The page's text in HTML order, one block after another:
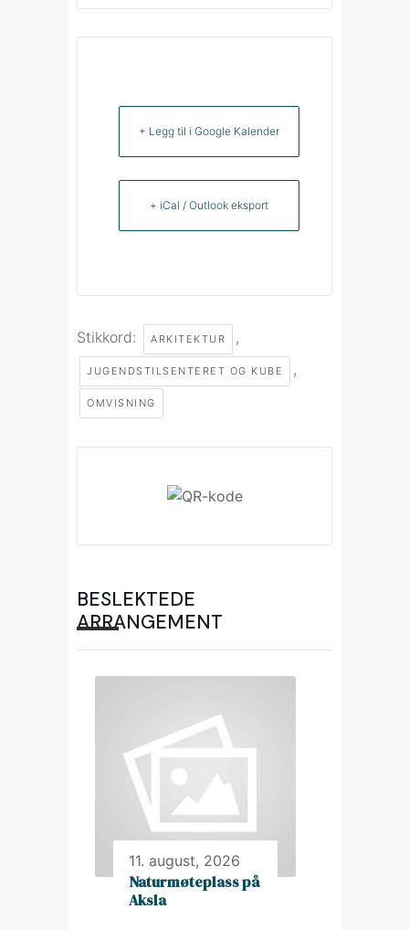
+ Legg til i Google Kalender
+ iCal / Outlook eksport
Stikkord: ARKITEKTUR ,
JUGENDSTILSENTERET OG KUBE ,
OMVISNING
BESLEKTEDE
ARRANGEMENT
11. august, 2026
Naturmøteplass på
Aksla